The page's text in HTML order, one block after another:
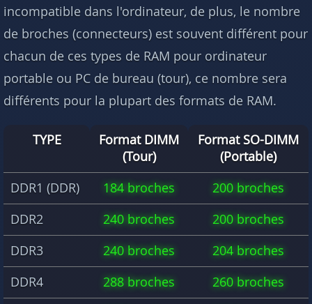
incompatible dans l'ordinateur, de plus, le nombre
de broches (connecteurs) est souvent différent pour
chacun de ces types de RAM pour ordinateur
portable ou PC de bureau (tour), ce nombre sera
différents pour la plupart des formats de RAM.
TYPE
Format DIMM
(Tour)
Format SO-DIMM
(Portable)
DDR1 (DDR)
184 broches
200 broches
DDR2
240 broches
200 broches
DDR3
240 broches
204 broches
DDR4
288 broches
260 broches